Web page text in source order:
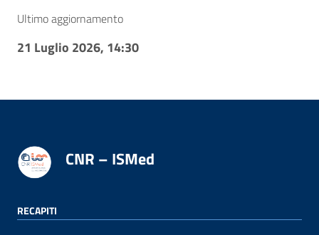
Ultimo aggiornamento
21 Luglio 2026, 14:30
CNR – ISMed
RECAPITI